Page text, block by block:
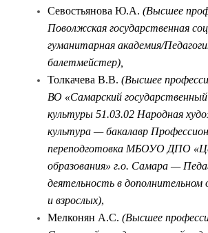
Севостьянова Ю.А. (Высшее
Поволжская государственная
гуманитарная академия/
балетмейстер),
Толкачева В.В. (Высшее
ВО «Самарский
культуры 51.03.02 Народная
культура — бакалавр
переподготовка МБОУО ДПО
образования» г.о. Самара —
деятельность в дополнительном
и взрослых),
Мелконян А.С. (Высшее